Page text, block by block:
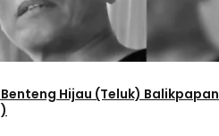
Hijau (Teluk) Balikpapan